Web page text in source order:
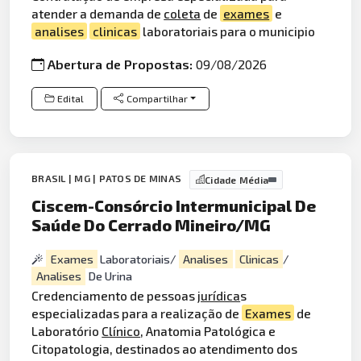
atender a demanda de coleta de exames e
analises
clinicas laboratoriais para o municipio
Abertura de Propostas:09/08/2026
Edital Compartilhar
BRASIL | MG | PATOS DE MINAS Cidade Média
Ciscem-Consórcio Intermunicipal De
Saúde Do Cerrado Mineiro/MG
Exames Laboratoriais/ Analises Clinicas /
Analises De Urina
Credenciamento de pessoas jurídicas
especializadas para a realização de Exames de
Laboratório Clínico , Anatomia Patológica e
Citopatologia, destinados ao atendimento dos